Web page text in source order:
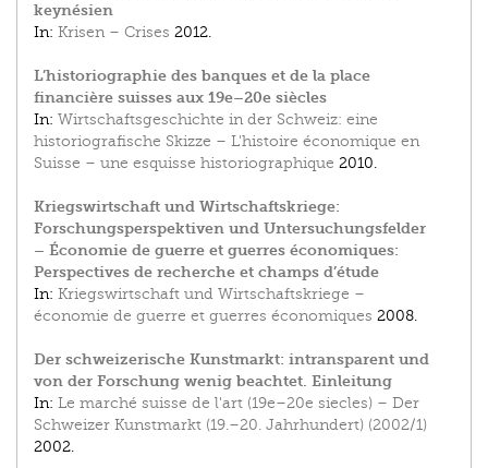
keynésien
In: Krisen – Crises 2012.
L’historiographie des banques et de la place
financière suisses aux 19e–20e siècles
In: Wirtschaftsgeschichte in der Schweiz: eine
historiografische Skizze – L'histoire économique en
Suisse – une esquisse historiographique 2010.
Kriegswirtschaft und Wirtschaftskriege:
Forschungsperspektiven und Untersuchungsfelder
– Économie de guerre et guerres économiques:
Perspectives de recherche et champs d’étude
In: Kriegswirtschaft und Wirtschaftskriege –
économie de guerre et guerres économiques 2008.
Der schweizerische Kunstmarkt: intransparent und
von der Forschung wenig beachtet. Einleitung
In: Le marché suisse de l'art (19e–20e siecles) – Der
Schweizer Kunstmarkt (19.–20. Jahrhundert) (2002/1)
2002.